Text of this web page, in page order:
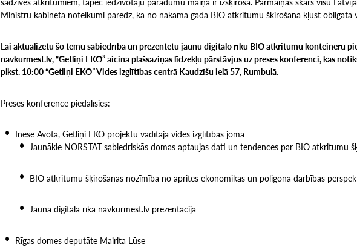
sadzīves atkritumiem, tāpēc iedzīvotāju paradumu maiņa ir izšķiroša. Pārmaiņas skars visu
Ministru kabineta noteikumi paredz, ka no nākamā gada BIO atkritumu šķirošana kļūst obligāta
Lai aktualizētu šo tēmu sabiedrībā un prezentētu jaunu digitālo rīku BIO atkritumu konteineru
navkurmest.lv, “Getliņi EKO” aicina plašsaziņas līdzekļu pārstāvjus uz preses konferenci, kas
plkst. 10:00 “Getliņi EKO” Vides izglītības centrā Kaudzīšu ielā 57, Rumbulā.
Preses konferencē piedalīsies:
Inese Avota, Getliņi EKO projektu vadītāja vides izglītības jomā
Jaunākie NORSTAT sabiedriskās domas aptaujas dati un tendences par BIO atkritumu
BIO atkritumu šķirošanas nozīmība no aprites ekonomikas un poligona darbības
Jauna digitālā rīka navkurmest.lv prezentācija
Rīgas domes deputāte Mairita Lūse